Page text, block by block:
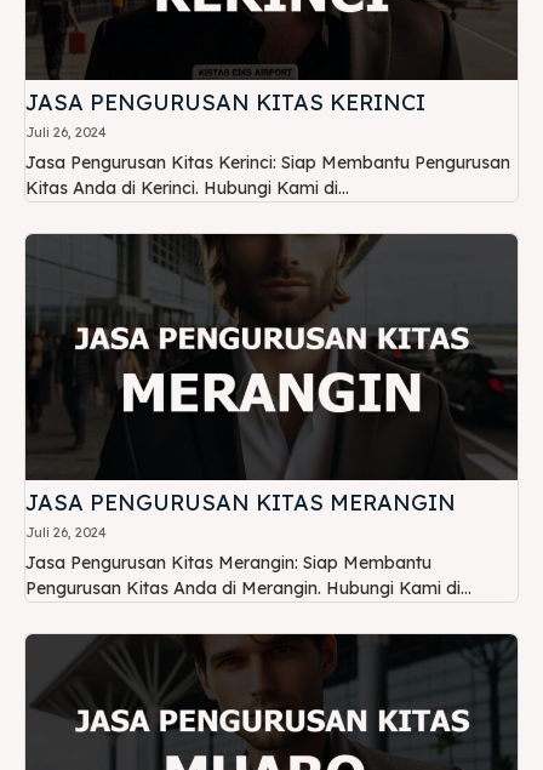
JASA PENGURUSAN KITAS KERINCI
Juli 26, 2024
Jasa Pengurusan Kitas Kerinci: Siap Membantu Pengurusan
Kitas Anda di Kerinci. Hubungi Kami di...
JASA PENGURUSAN KITAS MERANGIN
Juli 26, 2024
Jasa Pengurusan Kitas Merangin: Siap Membantu
Pengurusan Kitas Anda di Merangin. Hubungi Kami di...